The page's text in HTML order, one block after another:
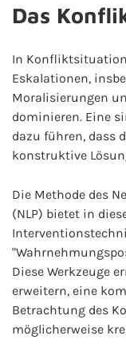
Das
In
Eskalationen,
Moralisierungen
dominieren. Eine
dazu führen, dass
konstruktive
Die Methode des
(NLP) bietet in
Diese Werkzeuge
erweitern, eine
Betrachtung des
möglicherweise